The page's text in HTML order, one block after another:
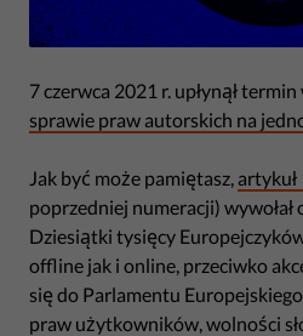
7 czerwca 2021 r. upłynął
sprawie praw autorskich na
Jak być może pamiętasz, artykuł
poprzedniej numeracji) wywołał
Dziesiątki tysięcy
offline jak i online, przeciwko
się do Parlamentu
praw użytkowników, wolności